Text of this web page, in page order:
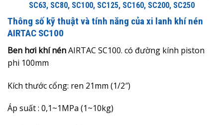
SC63, SC80, SC100, SC125, SC160, SC200, SC250
Thông số kỹ thuật và tính năng của xi lanh khí nén
AIRTAC SC100
Ben hơi khí nénAIRTAC SC100. có đường kính piston
phi 100mm
Kích thước cổng: ren 21mm (1/2″)
Áp suất : 0,1~1MPa (1~10kg)